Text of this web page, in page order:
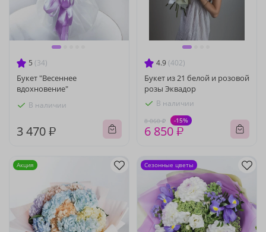
5 (34)
Букет "Весеннее
вдохновение"
В наличии
3 470 ₽
4.9 (402)
Букет из 21 белой и розовой
розы Эквадор
В наличии
8 060 ₽ -15%
6 850 ₽
Акция Сезонные цветы